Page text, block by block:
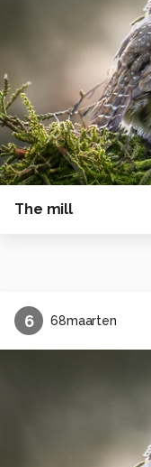
The mill
6 68maarten